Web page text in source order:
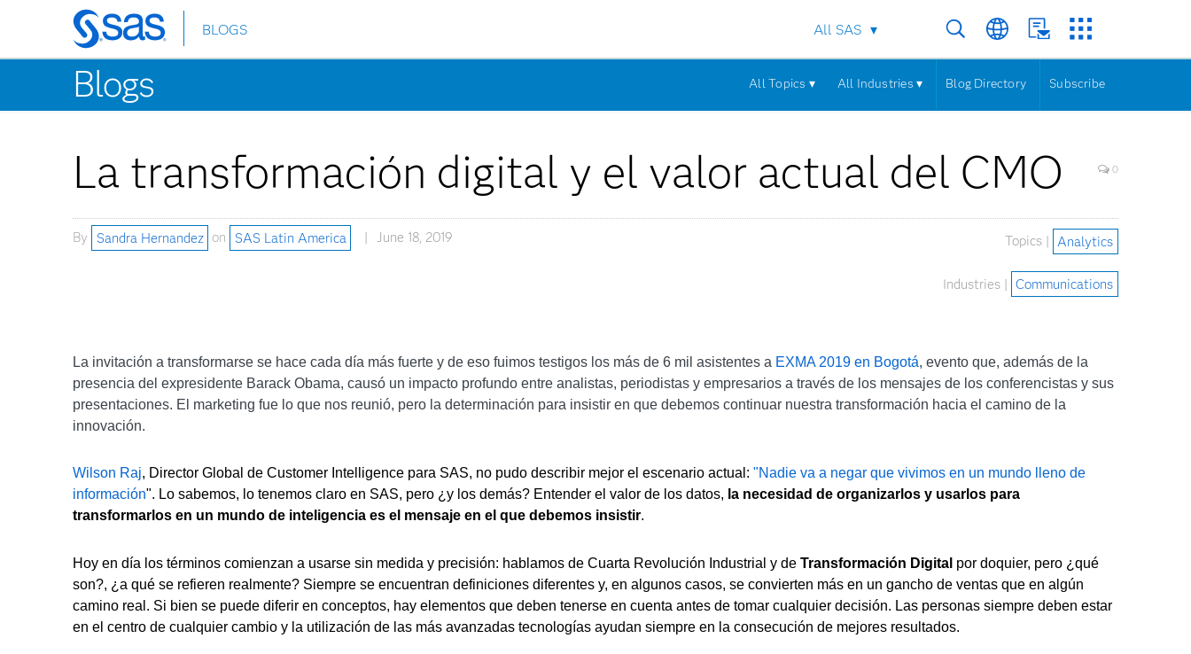
Skip
to
main
content
BLOGS All SAS
Blogs All Topics ▾ All Industries ▾ Blog Directory Subscribe
La transformación digital y el valor actual del CMO 0
By Sandra Hernandez on SAS Latin America June 18, 2019 Topics | Analytics
Industries | Communications
La invitación a transformarse se hace cada día más fuerte y de eso fuimos testigos los más de 6 mil asistentes a EXMA 2019 en Bogotá, evento que, además de la
presencia del expresidente Barack Obama, causó un impacto profundo entre analistas, periodistas y empresarios a través de los mensajes de los conferencistas y sus
presentaciones. El marketing fue lo que nos reunió, pero la determinación para insistir en que debemos continuar nuestra transformación hacia el camino de la
innovación.
Wilson Raj, Director Global de Customer Intelligence para SAS, no pudo describir mejor el escenario actual: "Nadie va a negar que vivimos en un mundo lleno de
información". Lo sabemos, lo tenemos claro en SAS, pero ¿y los demás? Entender el valor de los datos, la necesidad de organizarlos y usarlos para
transformarlos en un mundo de inteligencia es el mensaje en el que debemos insistir.
Hoy en día los términos comienzan a usarse sin medida y precisión: hablamos de Cuarta Revolución Industrial y de Transformación Digital por doquier, pero ¿qué
son?, ¿a qué se refieren realmente? Siempre se encuentran definiciones diferentes y, en algunos casos, se convierten más en un gancho de ventas que en algún
camino real. Si bien se puede diferir en conceptos, hay elementos que deben tenerse en cuenta antes de tomar cualquier decisión. Las personas siempre deben estar
en el centro de cualquier cambio y la utilización de las más avanzadas tecnologías ayudan siempre en la consecución de mejores resultados.